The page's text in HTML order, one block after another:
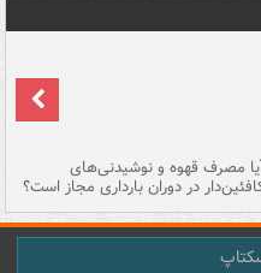
مصرف قهوه و نوشیدنی‌های
در دوران بارداری مجاز است؟